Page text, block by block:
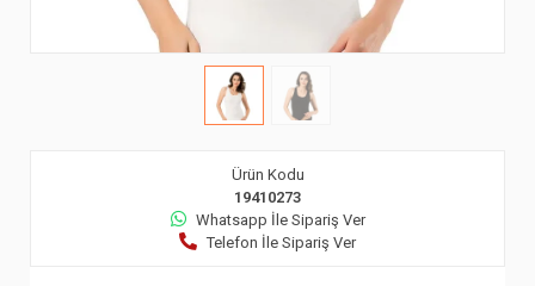
Ürün Kodu
19410273
Whatsapp İle Sipariş Ver
Telefon İle Sipariş Ver